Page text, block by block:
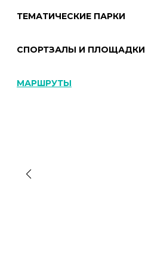
ТЕМАТИЧЕСКИЕ ПАРКИ
СПОРТЗАЛЫ И ПЛОЩАДКИ
МАРШРУТЫ